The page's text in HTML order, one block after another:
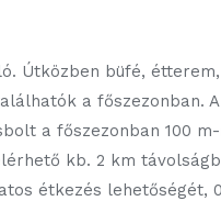
Útközben büfé,
a főszezonban.
a főszezonban 100
kb. 2 km
étkezés lehetőségét,